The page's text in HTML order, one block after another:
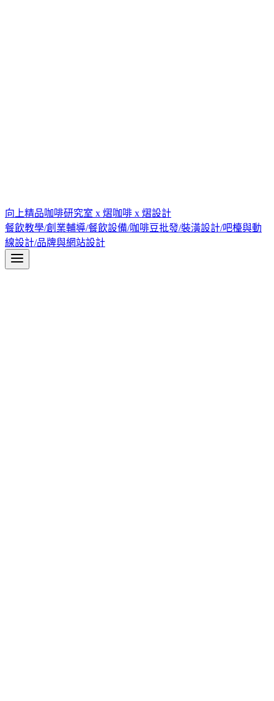
向上精品咖啡研究室 x 熠咖啡 x 熠設計
餐飲教學/創業輔導/餐飲設備/咖啡豆批發/裝潢設計/吧檯與動
線設計/品牌與網站設計